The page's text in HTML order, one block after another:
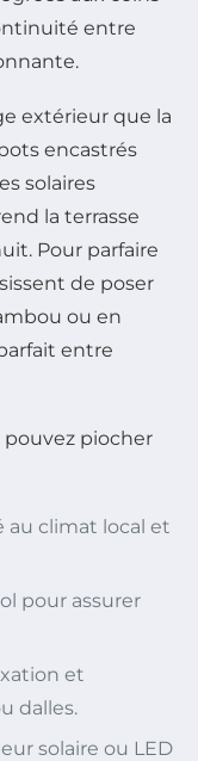
entre
extérieur que la
encastrés
solaires
la terrasse
Pour parfaire
de poser
ou en
entre
pouvez piocher
au climat local et
pour assurer
et
dalles.
solaire ou LED